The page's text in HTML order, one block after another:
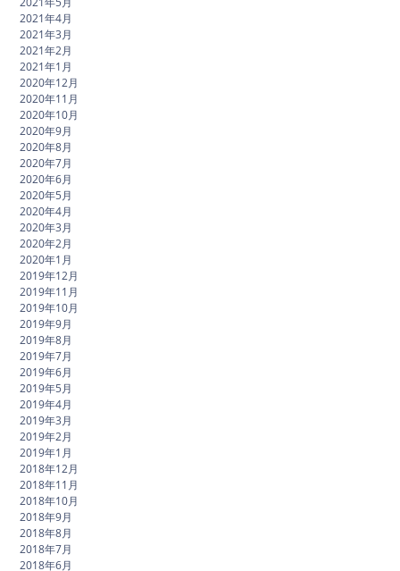
2021年4月
2021年3月
2021年2月
2021年1月
2020年12月
2020年11月
2020年10月
2020年9月
2020年8月
2020年7月
2020年6月
2020年5月
2020年4月
2020年3月
2020年2月
2020年1月
2019年12月
2019年11月
2019年10月
2019年9月
2019年8月
2019年7月
2019年6月
2019年5月
2019年4月
2019年3月
2019年2月
2019年1月
2018年12月
2018年11月
2018年10月
2018年9月
2018年8月
2018年7月
2018年6月